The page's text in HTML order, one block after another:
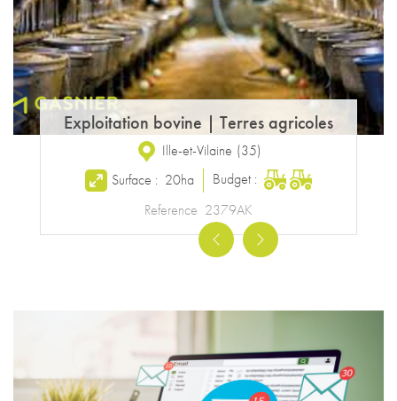
Exploitation bovine | Terres agricoles
Ille-et-Vilaine (35)
Surface : 20ha
Budget :
Reference 2379AK
PreviousNext